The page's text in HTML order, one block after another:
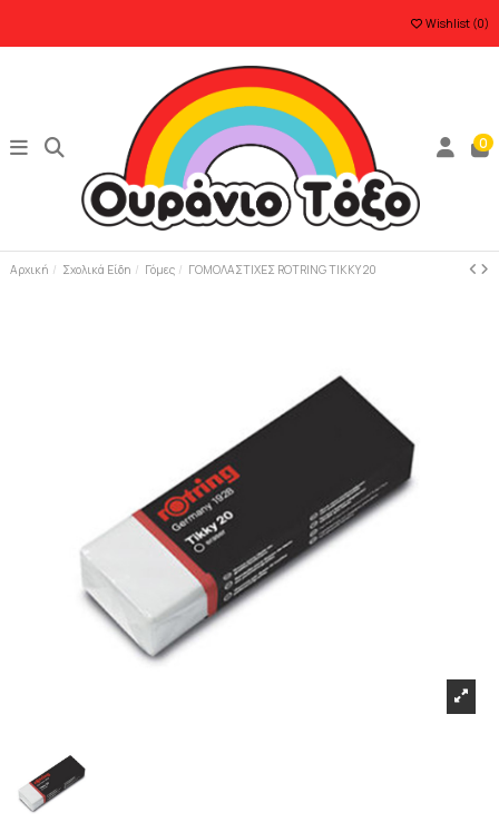
Wishlist (0)
0
Αρχική Σχολικά Είδη Γόμες ΓΟΜΟΛΑΣΤΙΧΕΣ ROTRING TIKKY 20